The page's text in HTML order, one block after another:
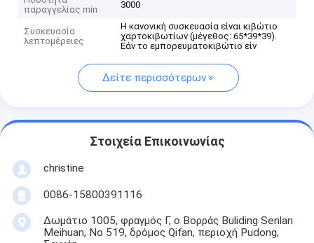
παραγγελίας min
3000
Συσκευασία
λεπτομέρειες
Η κανονική συσκευασία είναι κιβώτιο
χαρτοκιβωτίων (μέγεθος: 65*39*39).
Εάν το εμπορευματοκιβώτιο είν
Δείτε περισσότερων
Στοιχεία Επικοινωνίας
christine
0086-15800391116
Δωμάτιο 1005, φραγμός Γ, ο Βορράς Buliding Senlan
Meihuan, Νο 519, δρόμος Qifan, περιοχή Pudong,